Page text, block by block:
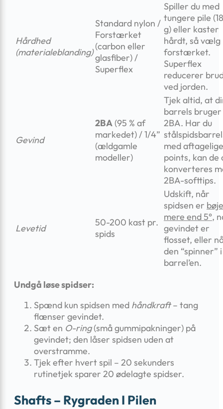
Hårdhed
(materialeblanding)
Standard nylon /
Forstærket
(carbon eller
glasfiber) /
Superflex
Spiller du med
tungere pile
g) eller kaster
hårdt, så vælg
forstærket.
Superflex
reducerer
ved jorden.
Gevind
2BA (95 % af
markedet) / 1/4”
(ældgamle
modeller)
Tjek altid, at
barrels bruger
2BA. Har du
med aftagelige
points, kan de
konverteres
2BA-softtips.
Levetid
50-200 kast pr.
spids
Udskift, når
spidsen er
mere end 5°,
gevindet er
flosset, eller
den “spinner” i
barrel’en.
Undgå løse spidser:
Spænd kun spidsen med håndkraft– tang
flænser gevindet.
Sæt en O-ring(små gummi­pakninger) på
gevindet; den låser spidsen uden at
overstramme.
Tjek efter hvert spil – 20 sekunders
rutinetjek sparer 20 ødelagte spidser.
Shafts – Rygraden I Pilen